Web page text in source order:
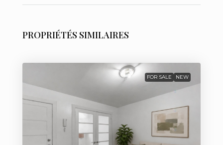
PROPRIÉTÉS SIMILAIRES
FOR SALE NEW